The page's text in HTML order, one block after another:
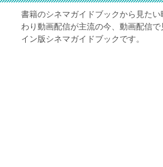
書籍のシネマガイドブックから見た
わり動画配信が主流の今、動画配信
イン版シネマガイドブックです。